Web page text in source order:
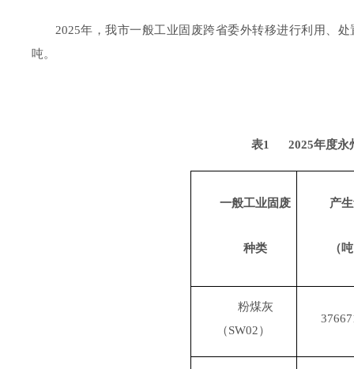
2025年，我市一般工业 固废跨省委外转移进行利用、处
吨。
表1 2025年度永
一般工业固废
种类
产
（
粉煤灰
（SW02）